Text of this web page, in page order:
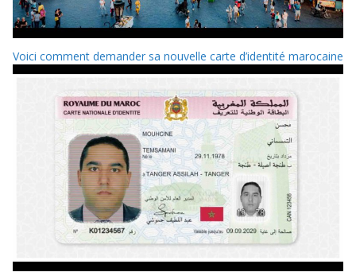
Voici comment demander sa nouvelle carte d’identité marocaine